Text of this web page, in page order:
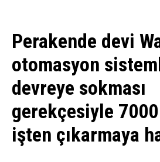
Perakende devi
otomasyon
devreye sokması
gerekçesiyle 7000
işten çıkarmaya